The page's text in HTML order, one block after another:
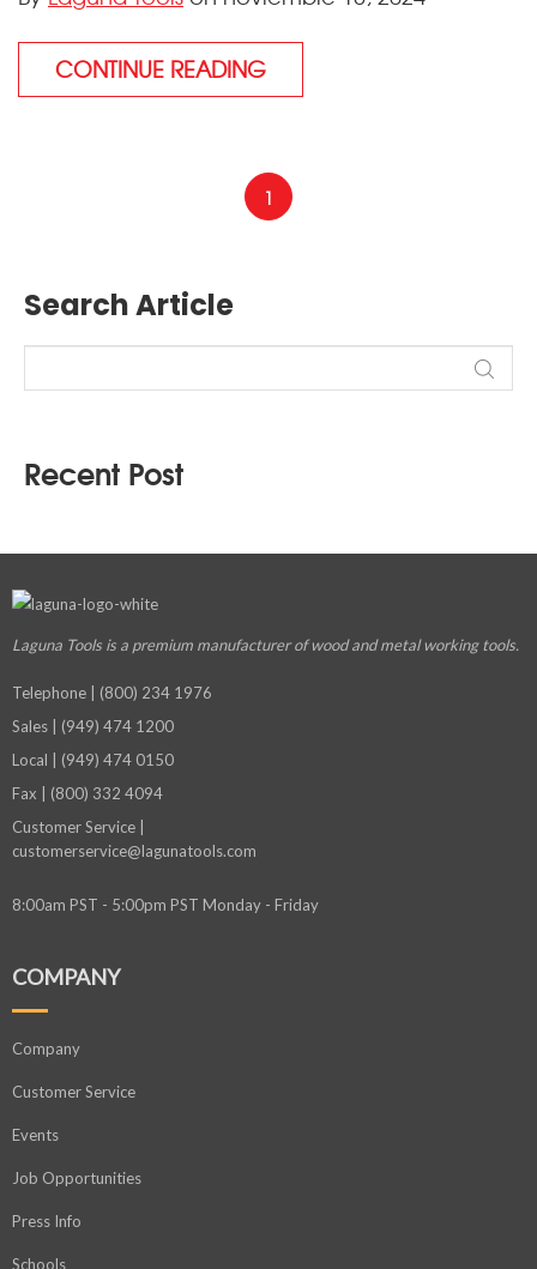
CONTINUE READING
1
Search Article
Recent Post
Laguna Tools is a premium manufacturerof wood and metal working tools.
Telephone | (800) 234 1976
Sales | (949) 474 1200
Local | (949) 474 0150
Fax | (800) 332 4094
Customer Service |
customerservice@lagunatools.com
8:00am PST - 5:00pm PST Monday - Friday
COMPANY
Company
Customer Service
Events
Job Opportunities
Press Info
Schools